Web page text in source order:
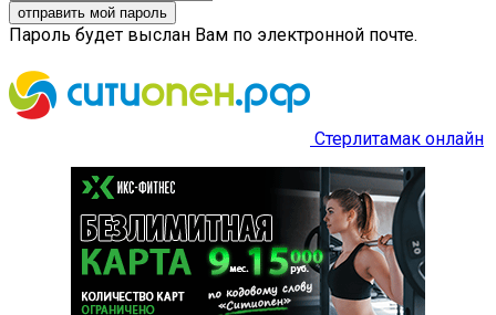
Пароль будет выслан Вам по электронной почте.
Стерлитамак онлайн